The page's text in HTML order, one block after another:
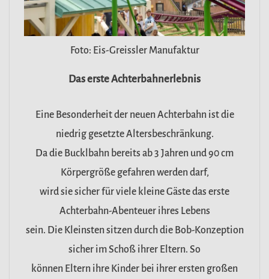
Foto: Eis-Greissler Manufaktur
Das erste Achterbahnerlebnis
Eine Besonderheit der neuen Achterbahn ist die
niedrig gesetzte Altersbeschränkung.
Da die Bucklbahn bereits ab 3 Jahren und 90 cm
Körpergröße gefahren werden darf,
wird sie sicher für viele kleine Gäste das erste
Achterbahn-Abenteuer ihres Lebens
sein. Die Kleinsten sitzen durch die Bob-Konzeption
sicher im Schoß ihrer Eltern. So
können Eltern ihre Kinder bei ihrer ersten großen